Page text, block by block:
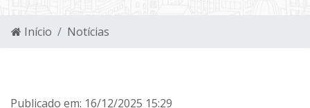
Início Notícias
Publicado em: 16/12/2025 15:29